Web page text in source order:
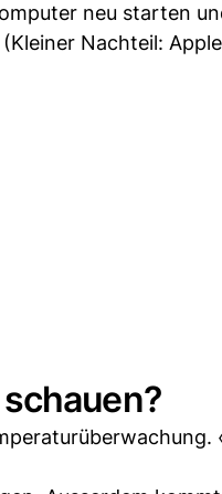
neu starten
Nachteil: